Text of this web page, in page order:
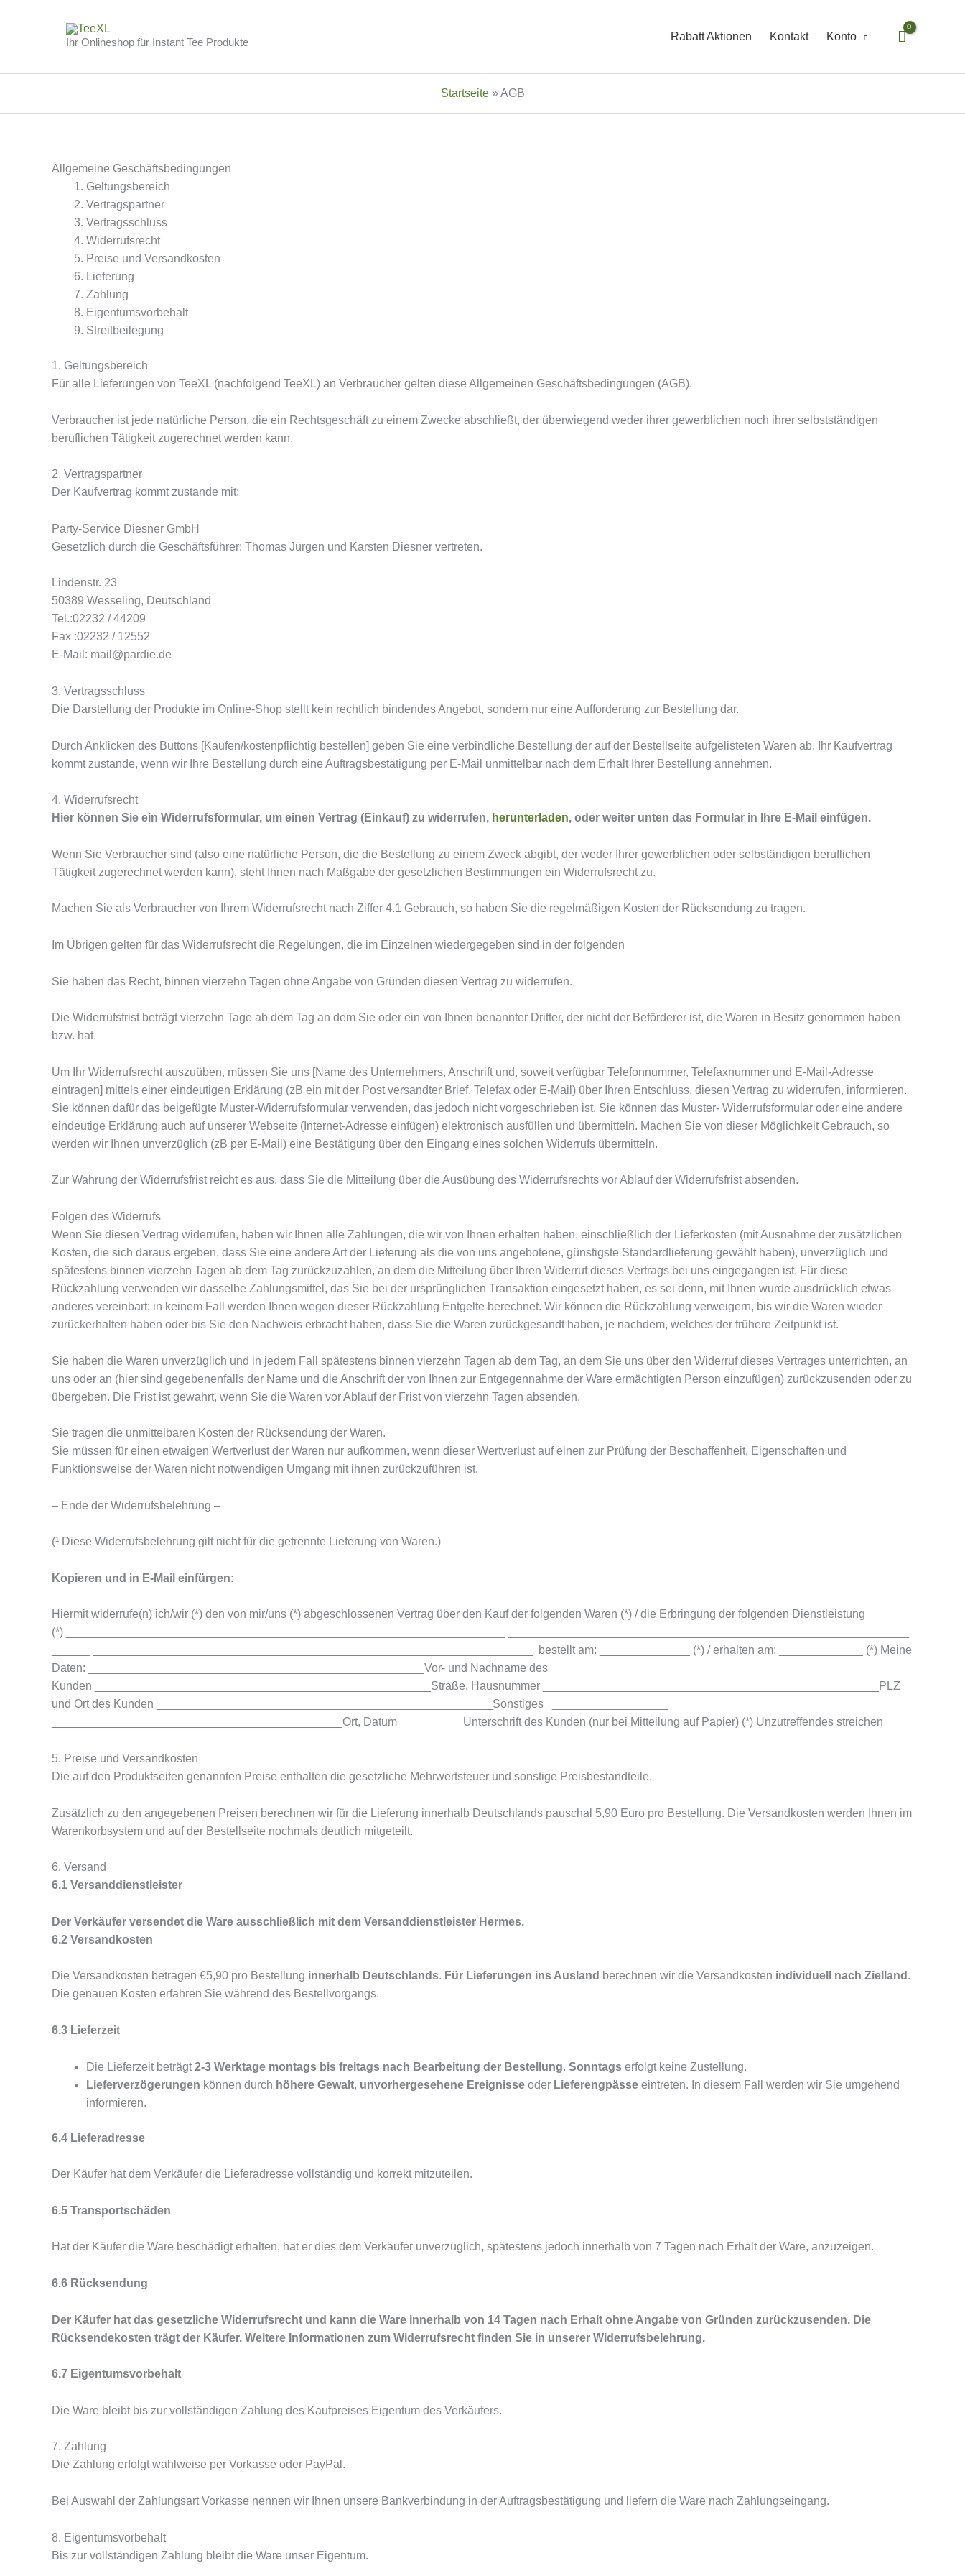
Ihr Onlineshop für Instant Tee Produkte Rabatt Aktionen Kontakt Konto
Startseite»AGB
Allgemeine Geschäftsbedingungen
Geltungsbereich
Vertragspartner
Vertragsschluss
Widerrufsrecht
Preise und Versandkosten
Lieferung
Zahlung
Eigentumsvorbehalt
Streitbeilegung
1. Geltungsbereich
Für alle Lieferungen von TeeXL (nachfolgend TeeXL) an Verbraucher gelten diese Allgemeinen Geschäftsbedingungen (AGB).
Verbraucher ist jede natürliche Person, die ein Rechtsgeschäft zu einem Zwecke abschließt, der überwiegend weder ihrer gewerblichen noch ihrer selbstständigen
beruflichen Tätigkeit zugerechnet werden kann.
2. Vertragspartner
Der Kaufvertrag kommt zustande mit:
Party-Service Diesner GmbH
Gesetzlich durch die Geschäftsführer: Thomas Jürgen und Karsten Diesner vertreten.
Lindenstr. 23
50389 Wesseling, Deutschland
Tel.:02232 / 44209
Fax :02232 / 12552
E-Mail: mail@pardie.de
3. Vertragsschluss
Die Darstellung der Produkte im Online-Shop stellt kein rechtlich bindendes Angebot, sondern nur eine Aufforderung zur Bestellung dar.
Durch Anklicken des Buttons [Kaufen/kostenpflichtig bestellen] geben Sie eine verbindliche Bestellung der auf der Bestellseite aufgelisteten Waren ab. Ihr Kaufvertrag
kommt zustande, wenn wir Ihre Bestellung durch eine Auftragsbestätigung per E-Mail unmittelbar nach dem Erhalt Ihrer Bestellung annehmen.
4. Widerrufsrecht
Hier können Sie ein Widerrufsformular, um einen Vertrag (Einkauf) zu widerrufen, herunterladen, oder weiter unten das Formular in Ihre E-Mail einfügen.
Wenn Sie Verbraucher sind (also eine natürliche Person, die die Bestellung zu einem Zweck abgibt, der weder Ihrer gewerblichen oder selbständigen beruflichen
Tätigkeit zugerechnet werden kann), steht Ihnen nach Maßgabe der gesetzlichen Bestimmungen ein Widerrufsrecht zu.
Machen Sie als Verbraucher von Ihrem Widerrufsrecht nach Ziffer 4.1 Gebrauch, so haben Sie die regelmäßigen Kosten der Rücksendung zu tragen.
Im Übrigen gelten für das Widerrufsrecht die Regelungen, die im Einzelnen wiedergegeben sind in der folgenden
Sie haben das Recht, binnen vierzehn Tagen ohne Angabe von Gründen diesen Vertrag zu widerrufen.
Die Widerrufsfrist beträgt vierzehn Tage ab dem Tag an dem Sie oder ein von Ihnen benannter Dritter, der nicht der Beförderer ist, die Waren in Besitz genommen haben
bzw. hat.
Um Ihr Widerrufsrecht auszuüben, müssen Sie uns [Name des Unternehmers, Anschrift und, soweit verfügbar Telefonnummer, Telefaxnummer und E-Mail-Adresse
eintragen] mittels einer eindeutigen Erklärung (zB ein mit der Post versandter Brief, Telefax oder E-Mail) über Ihren Entschluss, diesen Vertrag zu widerrufen, informieren.
Sie können dafür das beigefügte Muster-Widerrufsformular verwenden, das jedoch nicht vorgeschrieben ist. Sie können das Muster- Widerrufsformular oder eine andere
eindeutige Erklärung auch auf unserer Webseite (Internet-Adresse einfügen) elektronisch ausfüllen und übermitteln. Machen Sie von dieser Möglichkeit Gebrauch, so
werden wir Ihnen unverzüglich (zB per E-Mail) eine Bestätigung über den Eingang eines solchen Widerrufs übermitteln.
Zur Wahrung der Widerrufsfrist reicht es aus, dass Sie die Mitteilung über die Ausübung des Widerrufsrechts vor Ablauf der Widerrufsfrist absenden.
Folgen des Widerrufs
Wenn Sie diesen Vertrag widerrufen, haben wir Ihnen alle Zahlungen, die wir von Ihnen erhalten haben, einschließlich der Lieferkosten (mit Ausnahme der zusätzlichen
Kosten, die sich daraus ergeben, dass Sie eine andere Art der Lieferung als die von uns angebotene, günstigste Standardlieferung gewählt haben), unverzüglich und
spätestens binnen vierzehn Tagen ab dem Tag zurückzuzahlen, an dem die Mitteilung über Ihren Widerruf dieses Vertrags bei uns eingegangen ist. Für diese
Rückzahlung verwenden wir dasselbe Zahlungsmittel, das Sie bei der ursprünglichen Transaktion eingesetzt haben, es sei denn, mit Ihnen wurde ausdrücklich etwas
anderes vereinbart; in keinem Fall werden Ihnen wegen dieser Rückzahlung Entgelte berechnet. Wir können die Rückzahlung verweigern, bis wir die Waren wieder
zurückerhalten haben oder bis Sie den Nachweis erbracht haben, dass Sie die Waren zurückgesandt haben, je nachdem, welches der frühere Zeitpunkt ist.
Sie haben die Waren unverzüglich und in jedem Fall spätestens binnen vierzehn Tagen ab dem Tag, an dem Sie uns über den Widerruf dieses Vertrages unterrichten, an
uns oder an (hier sind gegebenenfalls der Name und die Anschrift der von Ihnen zur Entgegennahme der Ware ermächtigten Person einzufügen) zurückzusenden oder zu
übergeben. Die Frist ist gewahrt, wenn Sie die Waren vor Ablauf der Frist von vierzehn Tagen absenden.
Sie tragen die unmittelbaren Kosten der Rücksendung der Waren.
Sie müssen für einen etwaigen Wertverlust der Waren nur aufkommen, wenn dieser Wertverlust auf einen zur Prüfung der Beschaffenheit, Eigenschaften und
Funktionsweise der Waren nicht notwendigen Umgang mit ihnen zurückzuführen ist.
– Ende der Widerrufsbelehrung –
(¹ Diese Widerrufsbelehrung gilt nicht für die getrennte Lieferung von Waren.)
Kopieren und in E-Mail einfürgen:
Hiermit widerrufe(n) ich/wir (*) den von mir/uns (*) abgeschlossenen Vertrag über den Kauf der folgenden Waren (*) / die Erbringung der folgenden Dienstleistung
(*) ____________________________________________________________________ ______________________________________________________________
______ ____________________________________________________________________ bestellt am: ______________ (*) / erhalten am: _____________ (*) Meine
Daten: ____________________________________________________Vor- und Nachname des
Kunden ____________________________________________________Straße, Hausnummer ____________________________________________________PLZ
und Ort des Kunden ____________________________________________________Sonstiges __________________
_____________________________________________Ort, Datum Unterschrift des Kunden (nur bei Mitteilung auf Papier) (*) Unzutreffendes streichen
5. Preise und Versandkosten
Die auf den Produktseiten genannten Preise enthalten die gesetzliche Mehrwertsteuer und sonstige Preisbestandteile.
Zusätzlich zu den angegebenen Preisen berechnen wir für die Lieferung innerhalb Deutschlands pauschal 5,90 Euro pro Bestellung. Die Versandkosten werden Ihnen im
Warenkorbsystem und auf der Bestellseite nochmals deutlich mitgeteilt.
6. Versand
6.1 Versanddienstleister
Der Verkäufer versendet die Ware ausschließlich mit dem Versanddienstleister Hermes.
6.2 Versandkosten
Die Versandkosten betragen €5,90 pro Bestellung innerhalb Deutschlands. Für Lieferungen ins Ausland berechnen wir die Versandkosten individuell nach Zielland .
Die genauen Kosten erfahren Sie während des Bestellvorgangs.
6.3 Lieferzeit
Die Lieferzeit beträgt2-3 Werktage montags bis freitags nach Bearbeitung der Bestellung. Sonntags erfolgt keine Zustellung.
Lieferverzögerungen können durch höhere Gewalt, unvorhergesehene Ereignisse oder Lieferengpässe eintreten. In diesem Fall werden wir Sie umgehend
informieren.
6.4 Lieferadresse
Der Käufer hat dem Verkäufer die Lieferadresse vollständig und korrekt mitzuteilen.
6.5 Transportschäden
Hat der Käufer die Ware beschädigt erhalten, hat er dies dem Verkäufer unverzüglich, spätestens jedoch innerhalb von 7 Tagen nach Erhalt der Ware, anzuzeigen.
6.6 Rücksendung
Der Käufer hat das gesetzliche Widerrufsrecht und kann die Ware innerhalb von 14 Tagen nach Erhalt ohne Angabe von Gründen zurückzusenden. Die
Rücksendekosten trägt der Käufer. Weitere Informationen zum Widerrufsrecht finden Sie in unserer Widerrufsbelehrung.
6.7 Eigentumsvorbehalt
Die Ware bleibt bis zur vollständigen Zahlung des Kaufpreises Eigentum des Verkäufers.
7. Zahlung
Die Zahlung erfolgt wahlweise per Vorkasse oder PayPal.
Bei Auswahl der Zahlungsart Vorkasse nennen wir Ihnen unsere Bankverbindung in der Auftragsbestätigung und liefern die Ware nach Zahlungseingang.
8. Eigentumsvorbehalt
Bis zur vollständigen Zahlung bleibt die Ware unser Eigentum.